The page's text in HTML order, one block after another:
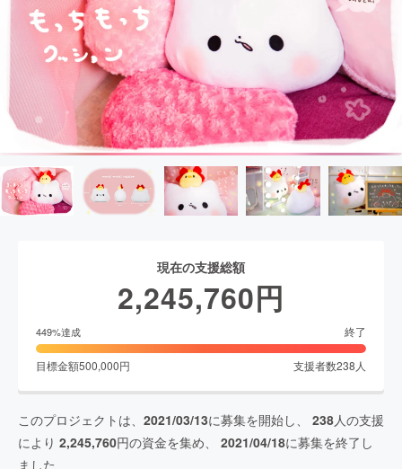
現在の支援総額
2,245,760円
449%達成 終了
目標金額500,000円 支援者数238人
このプロジェクトは、 2021/03/13に募集を開始し、 238人の支援
により 2,245,760円の資金を集め、 2021/04/18に募集を終了し
ました